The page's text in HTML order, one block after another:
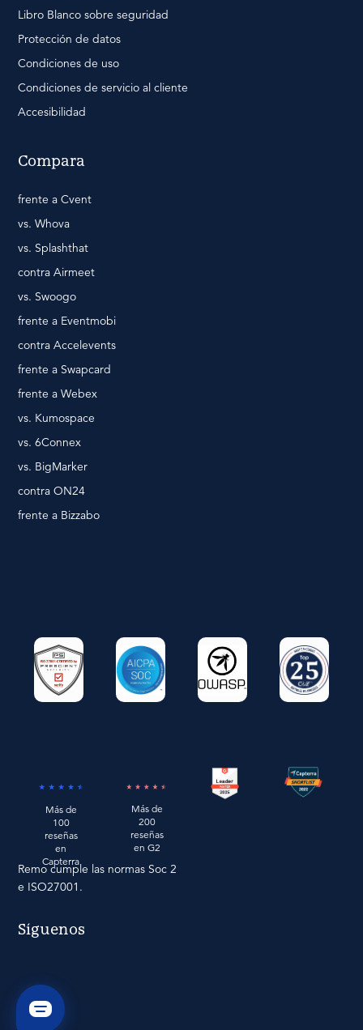
Libro Blanco sobre seguridad
Protección de datos
Condiciones de uso
Condiciones de servicio al cliente
Accesibilidad
Compara
frente a Cvent
vs. Whova
vs. Splashthat
contra Airmeet
vs. Swoogo
frente a Eventmobi
contra Accelevents
frente a Swapcard
frente a Webex
vs. Kumospace
vs. 6Connex
vs. BigMarker
contra ON24
frente a Bizzabo
Más de
100
reseñas
en
Capterra
Más de
200
reseñas
en G2
Remo cumple las normas Soc 2
e ISO27001.
Síguenos